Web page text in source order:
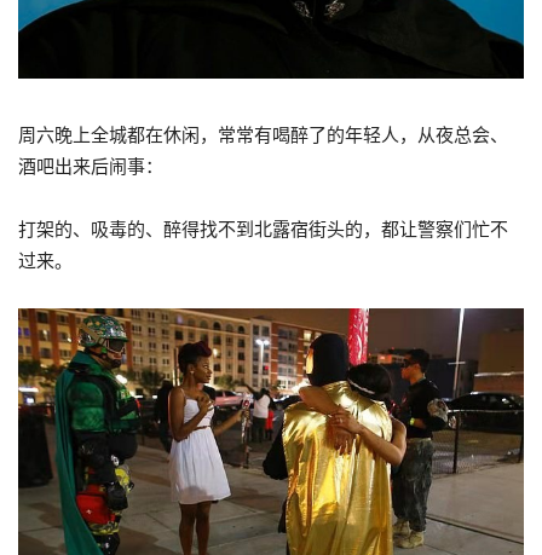
周六晚上全城都在休闲，常常有喝醉了的年轻人，从夜总会、
酒吧出来后闹事：
打架的、吸毒的、醉得找不到北露宿街头的，都让警察们忙不
过来。